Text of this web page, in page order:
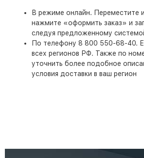
В режиме онлайн. Переместите
нажмите «оформить заказ» и
следуя предложенному
По телефону 8 800 550-68-40.
всех регионов РФ. Также по
уточнить более подобное
условия доставки в ваш регион